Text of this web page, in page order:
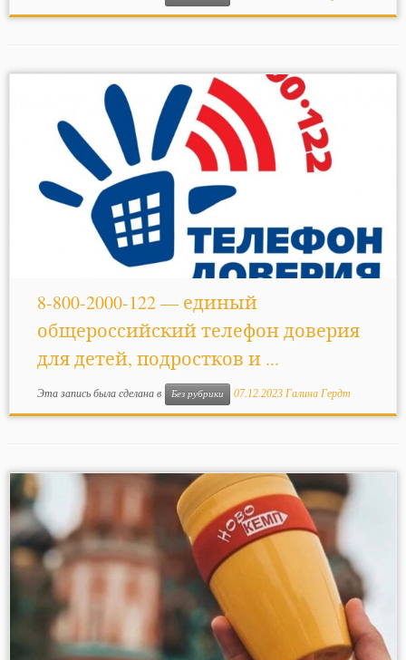
8-800-2000-122 — единый
общероссийский телефон доверия
для детей, подростков и ...
Эта запись была сделана в Без рубрики 07.12.2023 Галина Гердт